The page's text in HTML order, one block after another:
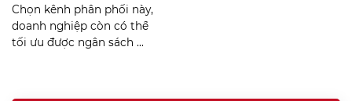
Chọn kênh phân phối này,
doanh nghiệp còn có thể
tối ưu được ngân sách ...